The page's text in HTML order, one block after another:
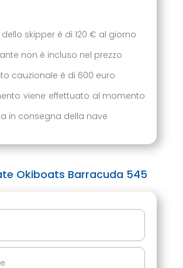
dello skipper è di 120 € al giorno
non è incluso nel prezzo
cauzionale è di 600 euro
viene effettuato al momento
in consegna della nave
Okiboats Barracuda 545